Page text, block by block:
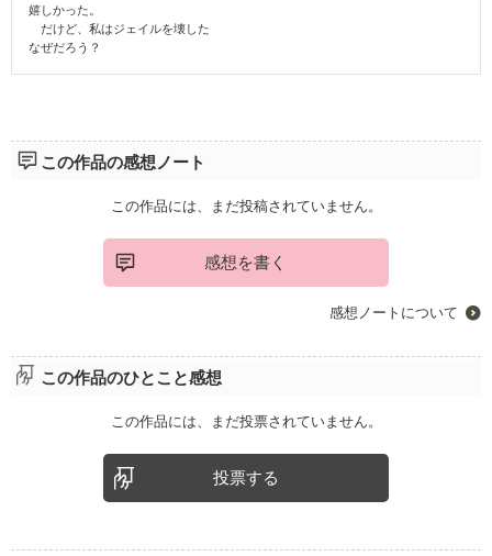
嬉しかった。
だけど、私はジェイルを壊した
なぜだろう？
この作品の感想ノート
この作品には、まだ投稿されていません。
感想を書く
感想ノートについて
この作品のひとこと感想
この作品には、まだ投票されていません。
投票する